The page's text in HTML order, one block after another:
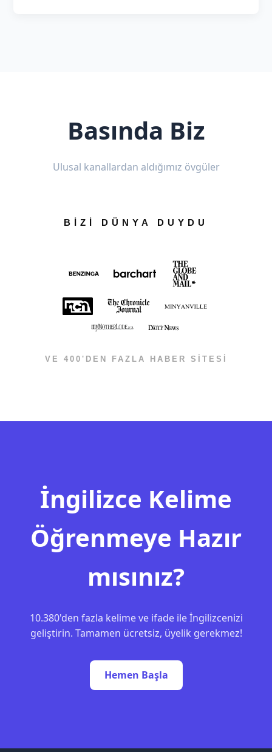
Basında Biz
Ulusal kanallardan aldığımız övgüler
BİZİ DÜNYA DUYDU
VE 400'DEN FAZLA HABER SİTESİ
İngilizce Kelime
Öğrenmeye Hazır
mısınız?
10.380'den fazla kelime ve ifade ile İngilizcenizi
geliştirin. Tamamen ücretsiz, üyelik gerekmez!
Hemen Başla